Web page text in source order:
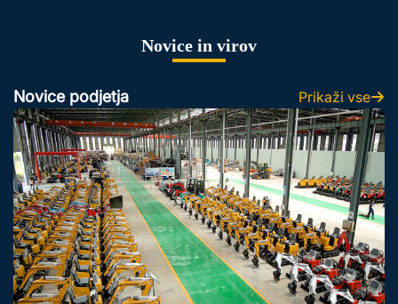
Novice in virov
Novice podjetja Prikaži vse